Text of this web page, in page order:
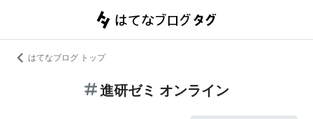
はてなブログ トップ
進研ゼミ オンライン